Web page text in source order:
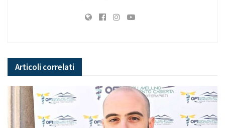
Articoli correlati